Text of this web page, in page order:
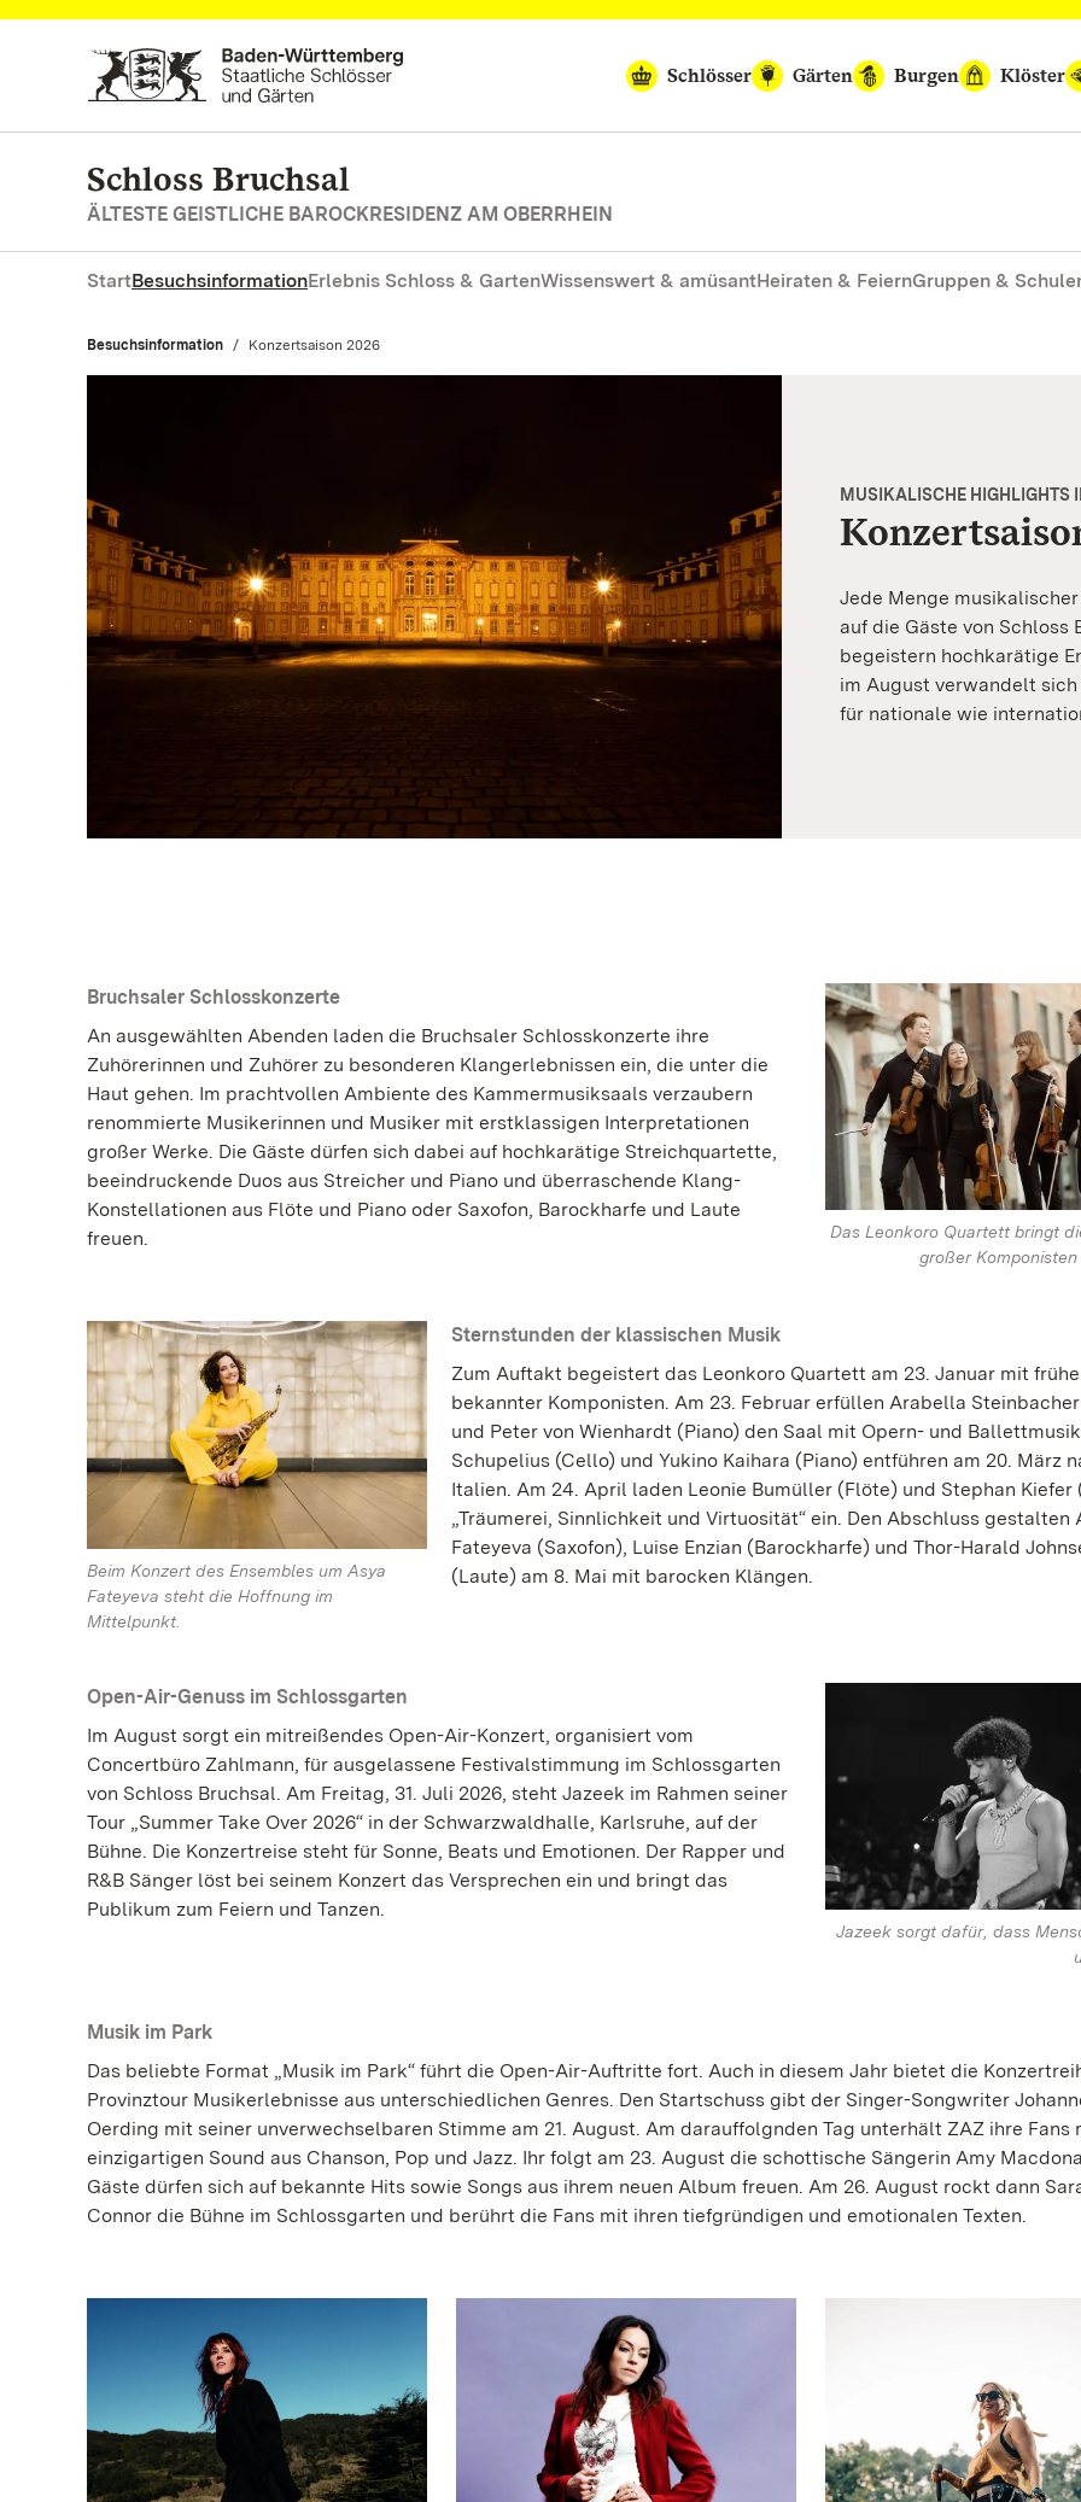
Zum Hauptinhalt springen
Schlösser
Gärten Burgen Klöster
Schloss Bruchsal
ÄLTESTE GEISTLICHE BAROCKRESIDENZ AM OBERRHEIN
StartBesuchsinformationErlebnis Schloss & GartenWissenswert & amüsantHeiraten & FeiernGruppen &
Besuchsinformation Aktuell:
Konzertsaison 2026
MUSIKALISCHE HIGHLIGHTS
Jede Menge
auf die Gäste von Schloss
begeistern hochkarätige
im August verwandelt
für nationale wie
Das Leonkoro Quartett bringt
großer
Bruchsaler Schlosskonzerte
An ausgewählten Abenden laden die Bruchsaler Schlosskonzerte ihre
Zuhörerinnen und Zuhörer zu besonderen Klangerlebnissen ein, die unter die
Haut gehen. Im prachtvollen Ambiente des Kammermusiksaals verzaubern
renommierte Musikerinnen und Musiker mit erstklassigen Interpretationen
großer Werke. Die Gäste dürfen sich dabei auf hochkarätige Streichquartette,
beeindruckende Duos aus Streicher und Piano und überraschende Klang-
Konstellationen aus Flöte und Piano oder Saxofon, Barockharfe und Laute
freuen.
Beim Konzert des Ensembles um Asya
Fateyeva steht die Hoffnung im
Mittelpunkt.
Sternstunden der klassischen Musik
Zum Auftakt begeistert das Leonkoro Quartett am 23. Januar mit
bekannter Komponisten. Am 23. Februar erfüllen Arabella
und Peter von Wienhardt (Piano) den Saal mit Opern- und
Schupelius (Cello) und Yukino Kaihara (Piano) entführen am 20. März
Italien. Am 24. April laden Leonie Bumüller (Flöte) und Stephan Kiefer
„Träumerei, Sinnlichkeit und Virtuosität“ ein. Den Abschluss gestalten
Fateyeva (Saxofon), Luise Enzian (Barockharfe) und Thor-Harald
(Laute) am 8. Mai mit barocken Klängen.
Jazeek sorgt dafür, dass
Open-Air-Genuss im Schlossgarten
Im August sorgt ein mitreißendes Open-Air-Konzert, organisiert vom
Concertbüro Zahlmann, für ausgelassene Festivalstimmung im Schlossgarten
von Schloss Bruchsal. Am Freitag, 31. Juli 2026, steht Jazeek im Rahmen seiner
Tour „Summer Take Over 2026“ in der Schwarzwaldhalle, Karlsruhe, auf der
Bühne. Die Konzertreise steht für Sonne, Beats und Emotionen. Der Rapper und
R&B Sänger löst bei seinem Konzert das Versprechen ein und bringt das
Publikum zum Feiern und Tanzen.
Musik im Park
Das beliebte Format „Musik im Park“ führt die Open-Air-Auftritte fort. Auch in diesem Jahr bietet die
Provinztour Musikerlebnisse aus unterschiedlichen Genres. Den Startschuss gibt der Singer-Songwriter
Oerding mit seiner unverwechselbaren Stimme am 21. August. Am darauffolgnden Tag unterhält ZAZ ihre Fans
einzigartigen Sound aus Chanson, Pop und Jazz. Ihr folgt am 23. August die schottische Sängerin Amy
Gäste dürfen sich auf bekannte Hits sowie Songs aus ihrem neuen Album freuen. Am 26. August rockt dann
Connor die Bühne im Schlossgarten und berührt die Fans mit ihren tiefgründigen und emotionalen Texten.